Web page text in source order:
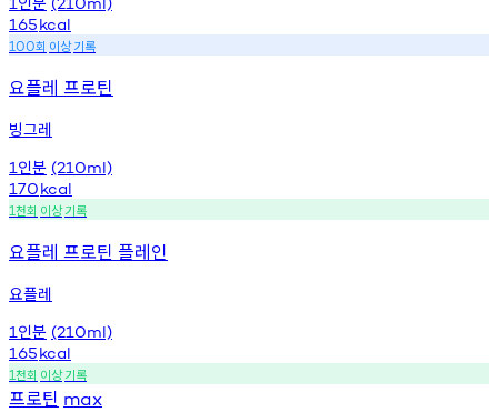
165kcal
100회 이상기록
요플레 프로틴
빙그레
1 인분 (210ml)
170kcal
1천회 이상기록
요플레 프로틴 플레인
요플레
1 인분 (210ml)
165kcal
1천회 이상기록
프로틴 max